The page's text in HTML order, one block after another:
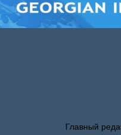
Главный